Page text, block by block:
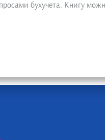
бухучета. Книгу